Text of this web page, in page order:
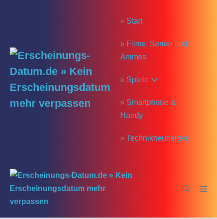
» Start
» Filme, Serien und
Animes
» Spiele
» Smartphone &
Handy
» Technikneuheiten
Suche-